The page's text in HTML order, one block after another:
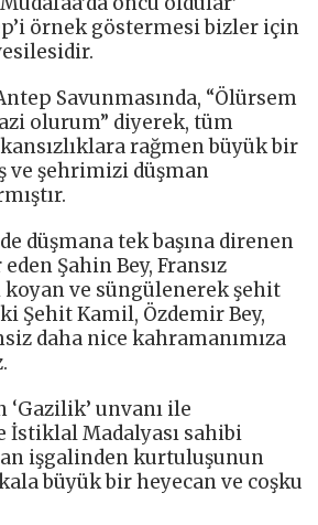
örnek göstermesi bizler için
Savunmasında, “Ölürsem
olurum” diyerek, tüm
rağmen büyük bir
ve şehrimizi düşman
düşmana tek başına direnen
Şahin Bey, Fransız
koyan ve süngülenerek şehit
Şehit Kamil, Özdemir Bey,
daha nice kahramanımıza
‘Gazilik’ unvanı ile
İstiklal Madalyası sahibi
işgalinden kurtuluşunun
kala büyük bir heyecan ve coşku